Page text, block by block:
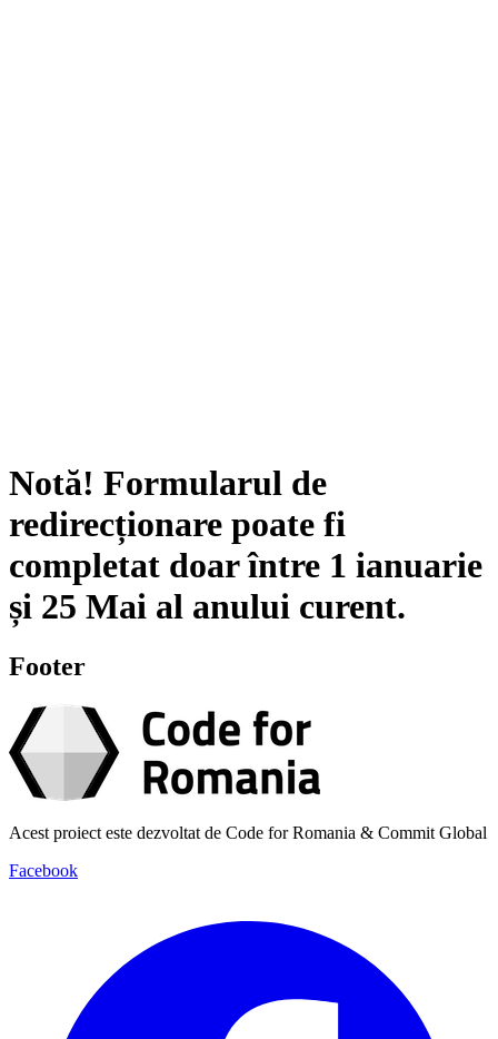
Notă! Formularul de
redirecționare poate fi
completat doar între 1 ianuarie
și 25 Mai al anului curent.
Footer
Acest proiect este dezvoltat de Code for Romania & Commit Global
Facebook